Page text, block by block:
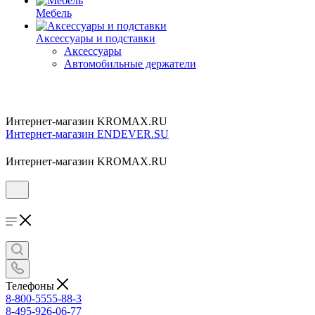
Мебель
Аксессуары и подставки
Аксессуары
Автомобильные держатели
Интернет-магазин KROMAX.RU
Интернет-магазин ENDEVER.SU
Интернет-магазин KROMAX.RU
Телефоны
8-800-5555-88-3
8-495-926-06-77